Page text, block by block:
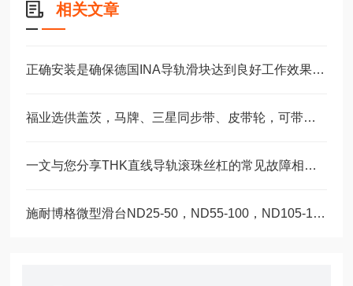
相关文章
正确安装是确保德国INA导轨滑块达到良好工作效果的关键
福业选供盖茨，马牌、三星同步带、皮带轮，可带图纸加工定制。
一文与您分享THK直线导轨滚珠丝杠的常见故障相应解决方法
施耐博格微型滑台ND25-50，ND55-100，ND105-155精密设备轴承